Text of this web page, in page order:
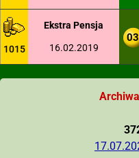
1015
Ekstra Pensja
16.02.2019
03